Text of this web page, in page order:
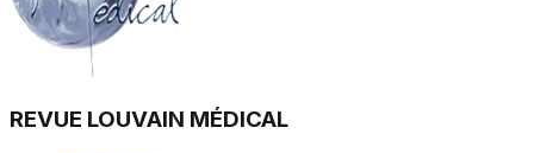
REVUE LOUVAIN MÉDICAL